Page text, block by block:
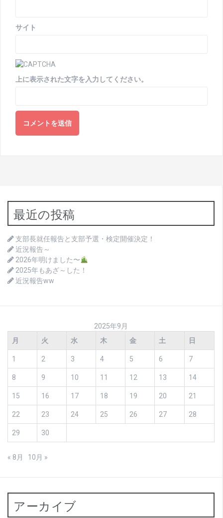
サイト
上に表示された文字を入力してください。
最近の投稿
支部長就任報告と支部予選・検定開催決定！
近況報告～
2026年明けました〜
2025年もあざ～した！
近況報告ww
2025年9月
月
火 水 木 金 土 日
1 2 3 4 5 6 7
8 9 10 11 12 13 14
15 16 17 18 19 20 21
22 23 24 25 26 27 28
29 30
« 8月 10月 »
アーカイブ